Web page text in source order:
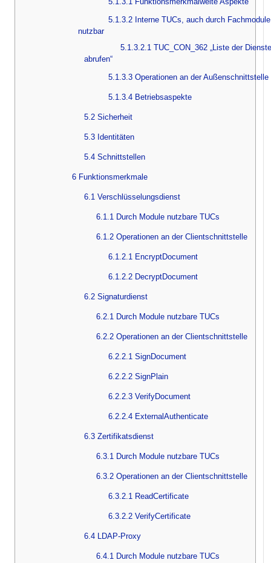
5.1.3.2 Interne TUCs, auch durch Fachmodule
nutzbar
5.1.3.2.1 TUC_CON_362 „Liste der Dienste
abrufen“
5.1.3.3 Operationen an der Außenschnittstelle
5.1.3.4 Betriebsaspekte
5.2 Sicherheit
5.3 Identitäten
5.4 Schnittstellen
6 Funktionsmerkmale
6.1 Verschlüsselungsdienst
6.1.1 Durch Module nutzbare TUCs
6.1.2 Operationen an der Clientschnittstelle
6.1.2.1 EncryptDocument
6.1.2.2 DecryptDocument
6.2 Signaturdienst
6.2.1 Durch Module nutzbare TUCs
6.2.2 Operationen an der Clientschnittstelle
6.2.2.1 SignDocument
6.2.2.2 SignPlain
6.2.2.3 VerifyDocument
6.2.2.4 ExternalAuthenticate
6.3 Zertifikatsdienst
6.3.1 Durch Module nutzbare TUCs
6.3.2 Operationen an der Clientschnittstelle
6.3.2.1 ReadCertificate
6.3.2.2 VerifyCertificate
6.4 LDAP-Proxy
6.4.1 Durch Module nutzbare TUCs